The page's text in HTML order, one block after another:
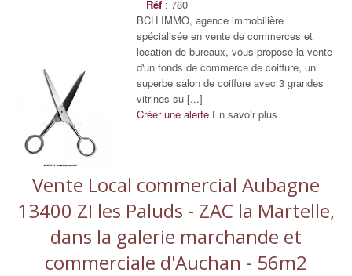
Réf : 780
BCH IMMO, agence immobilière
spécialisée en vente de commerces et
location de bureaux, vous propose la vente
d'un fonds de commerce de coiffure, un
superbe salon de coiffure avec 3 grandes
vitrines su [...]
Créer une alerte En savoir plus
Vente Local commercial Aubagne
13400 ZI les Paluds - ZAC la Martelle,
dans la galerie marchande et
commerciale d'Auchan - 56m2